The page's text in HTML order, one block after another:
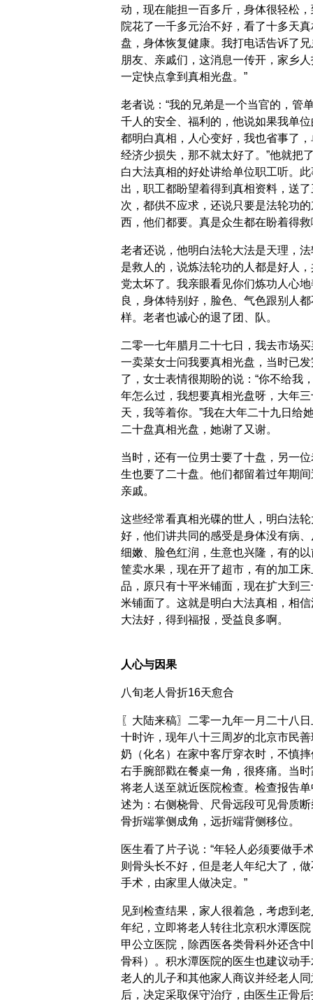
动，现在能担一百多斤，身体很轻松，
院花了一千多元治不好，看了十多天
盘，身体恢复健康。我打电话告诉了兄
朋友、亲戚们，这消息一传开，家乡
一定快点拿到真相光盘。”
老者说：“我的兄弟是一个当官的，管
千人的安全、福利的，他说如果我单位
都明白真相，人心变好，我也省事了，
经济少损失，那不就太好了。”他就把
白大法真相的好处讲给单位职工听。此
出，职工都盼望着得到真相资料，送了
次，都供不应求，还说只要是法轮功的
西，他们都要。真是众生都在盼着得救
老者还说，他明白法轮大法是天理，法
是救人的，说炼法轮功的人都是好人，
党太坏了。我亲眼看见你们炼功人心地
良，身体特别好，脸色、气色跟别人
样。老者也诚心的退了团、队。
二零一七年腊月二十七日，我去市场
一卖菜女士问我要真相光盘，当时已发
了，女士表情很期盼的说：“你不给我
年怎么过，我想要真相光盘呀，大年三
天，我等着你。”我在大年二十九日给
二十盘真相光盘，她谢了又谢。
当时，还有一位男士要了十盘，另一位
生也要了二十盘。他们都留着过年期间
亲戚。
这些经常看真相光碟的世人，明白法轮
好，他们讲共同的感受是身体没有病、
细嫩、脸色红润，生意也兴隆，有的以
筐卖水果，现在开了超市，有的加工床
品，原只有十平米铺面，现在扩大到三
米铺面了。这就是明白大法真相，相信
大法好，得到福报，受益良多啊。
人心与因果
八旬老人骨折16天愈合
〖大陆来稿〗二零一九年一月二十八
十时许，现年八十三周岁的北京市民善
奶（化名）在家中客厅穿衣时，不慎摔
右手腕部戳在餐桌一角，很疼痛。当时
将老人送至就近医院检查。检查报告单
述为：右侧桡骨、尺骨远段可见骨质断
骨折端掌侧成角，远折端背侧移位。
医生看了片子说：“年轻人必须要做手
则骨头长不好，但是老人年纪大了，
手术，由家里人做决定。”
见到检查结果，家人很着急，考虑到
年纪，立即将老人转往北京积水潭医院
甲公立医院，除西医各类骨科外还含中
骨科）。积水潭医院的医生也建议动手
老人的儿子和其他家人商议并经老人同
后，决定采取保守治疗，由医生正骨